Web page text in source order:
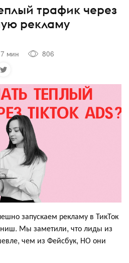
трафик через
рекламу
мин
806
запускаем рекламу в ТикТок
Мы заметили, что лиды из
чем из Фейсбук, НО они